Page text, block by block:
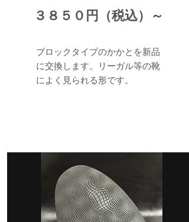
３８５０円（税込）～
ブロックタイプのかかとを新品
に交換します。リーガル等の靴
によく見られる形です。